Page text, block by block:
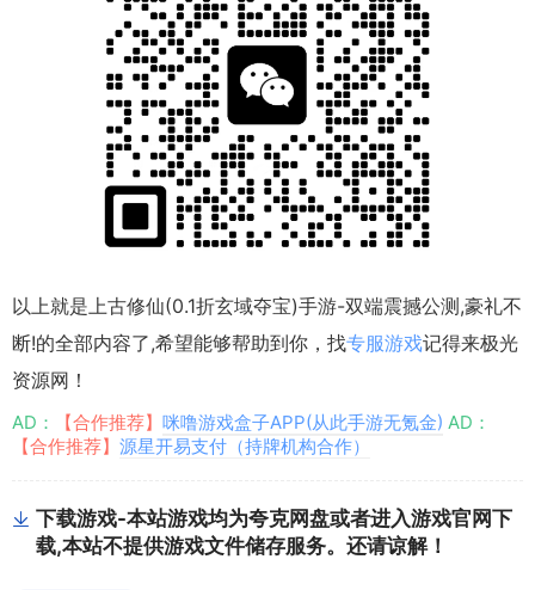
以上就是上古修仙(0.1折玄域夺宝)手游-双端震撼公测,豪礼不
断!的全部内容了,希望能够帮助到你，找专服游戏记得来极光
资源网！
AD： 【合作推荐】 咪噜游戏盒子APP(从此手游无氪金) AD：
【合作推荐】 源星开易支付（持牌机构合作）
下载游戏-本站游戏均为夸克网盘或者进入游戏官网下
载,本站不提供游戏文件储存服务。还请谅解！